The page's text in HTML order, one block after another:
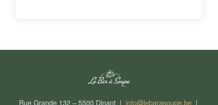
Rue Grande 132 – 5500 Dinant | info@lebarasoupe.be|